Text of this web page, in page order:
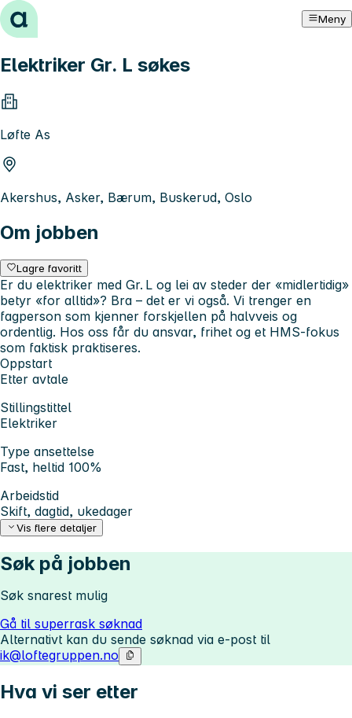
Hopp til innhold Meny
Elektriker Gr. L søkes
Løfte As
Akershus, Asker, Bærum, Buskerud, Oslo
Om jobben
Lagre favoritt
Er du elektriker med Gr. L og lei av steder der «midlertidig»
betyr «for alltid»? Bra – det er vi også. Vi trenger en
fagperson som kjenner forskjellen på halvveis og
ordentlig. Hos oss får du ansvar, frihet og et HMS‑fokus
som faktisk praktiseres.
Oppstart
Etter avtale
Stillingstittel
Elektriker
Type ansettelse
Fast, heltid 100%
Arbeidstid
Skift, dagtid, ukedager
Vis flere detaljer
Søk på jobben
Søk snarest mulig
Gå til superrask søknad
Alternativt kan du sende søknad via e-post til
ik@loftegruppen.no
Hva vi ser etter